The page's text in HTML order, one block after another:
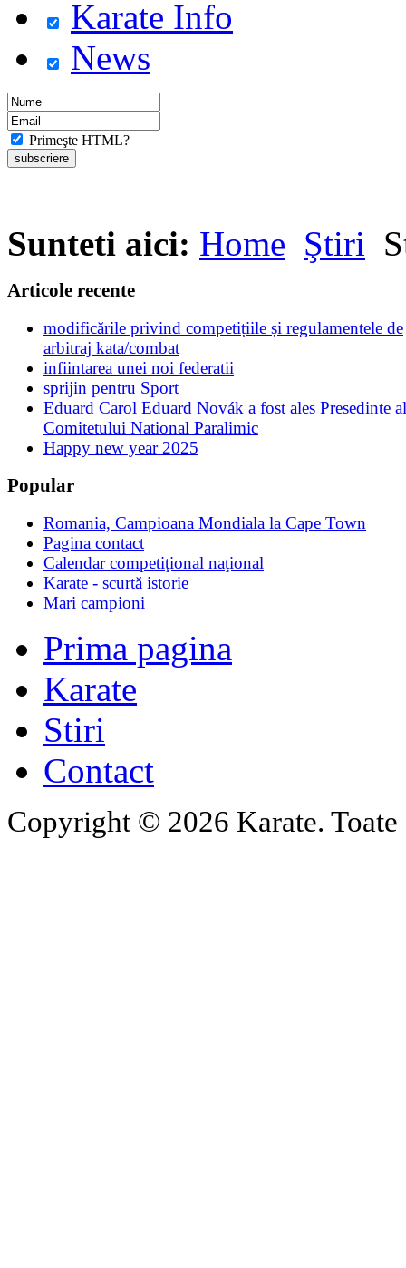
Karate Info
News
Primeşte HTML?
Sunteti aici: Home Ştiri
Articole recente
modificările privind competițiile și regulamentele de
arbitraj kata/combat
infiintarea unei noi federatii
sprijin pentru Sport
Eduard Carol Eduard Novák a fost ales Presedinte al
Comitetului National Paralimic
Happy new year 2025
Popular
Romania, Campioana Mondiala la Cape Town
Pagina contact
Calendar competiţional naţional
Karate - scurtă istorie
Mari campioni
Prima pagina
Karate
Stiri
Contact
Copyright © 2026 Karate.